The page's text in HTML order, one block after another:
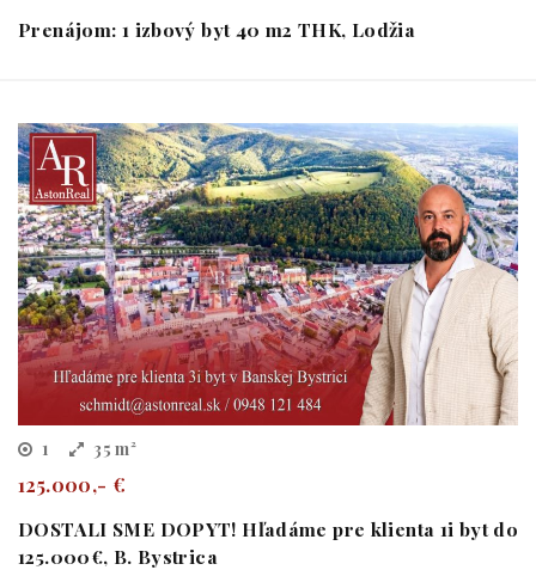
Prenájom: 1 izbový byt 40 m2 THK, Lodžia
1 35 m²
125.000,- €
DOSTALI SME DOPYT! Hľadáme pre klienta 1i byt do
125.000€, B. Bystrica